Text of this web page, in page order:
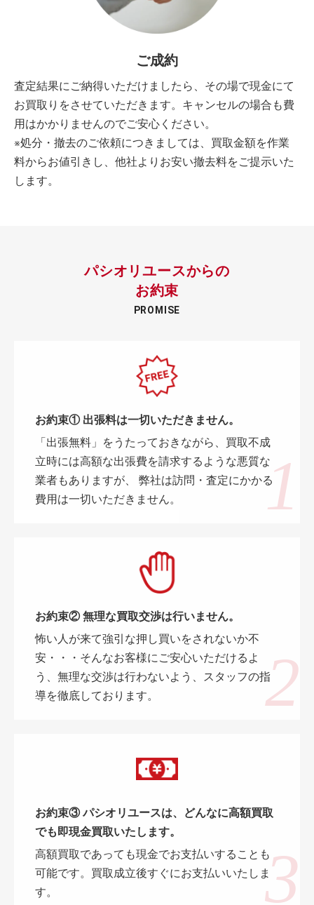
ご成約
査定結果にご納得いただけましたら、その場で現金にて
お買取りをさせていただきます。キャンセルの場合も費
用はかかりませんのでご安心ください。
※処分・撤去のご依頼につきましては、買取金額を作業
料からお値引きし、他社よりお安い撤去料をご提示いた
します。
パシオリユースからの
お約束
PROMISE
お約束① 出張料は一切いただきません。
「出張無料」をうたっておきながら、買取不成
立時には高額な出張費を請求するような悪質な
業者もありますが、 弊社は訪問・査定にかかる
費用は一切いただきません。
お約束② 無理な買取交渉は行いません。
怖い人が来て強引な押し買いをされないか不
安・・・そんなお客様にご安心いただけるよ
う、無理な交渉は行わないよう、スタッフの指
導を徹底しております。
お約束③ パシオリユースは、どんなに高額買取
でも即現金買取いたします。
高額買取であっても現金でお支払いすることも
可能です。買取成立後すぐにお支払いいたしま
す。